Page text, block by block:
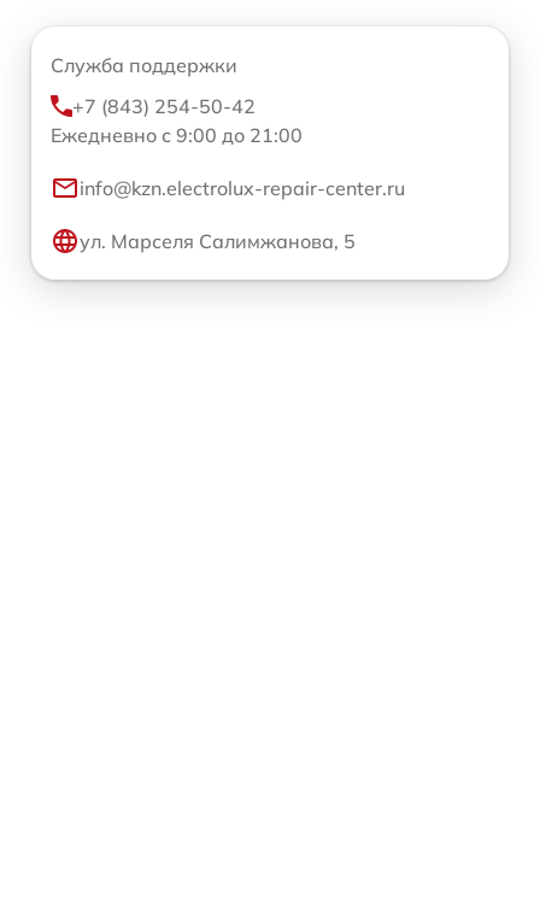
Служба поддержки
+7 (843) 254-50-42
Ежедневно с 9:00 до 21:00
info@kzn.electrolux-repair-center.ru
ул. Марселя Салимжанова, 5